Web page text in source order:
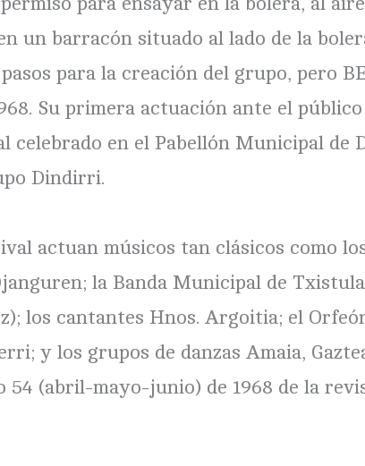
un barracón situado al lado de la
para la creación del grupo, pero
Su primera actuación ante el
celebrado en el Pabellón Municipal de
Dindirri.
actuan músicos tan clásicos como
la Banda Municipal de
los cantantes Hnos. Argoitia; el
y los grupos de danzas Amaia,
54 (abril-mayo-junio) de 1968 de la